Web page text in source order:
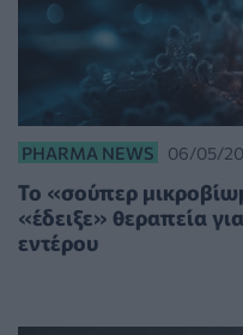
PHARMA NEWS 06/05/
Το «σούπερ
«έδειξε» θεραπεία
εντέρου